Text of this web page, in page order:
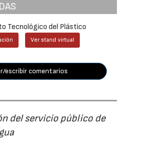
Tecnológico del Plástico
Ver stand virtual
escribir comentarios
del servicio público de